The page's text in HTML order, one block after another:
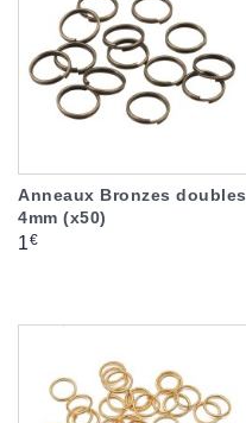
Anneaux Bronzes doubles
4mm (x50)
Prix
1€